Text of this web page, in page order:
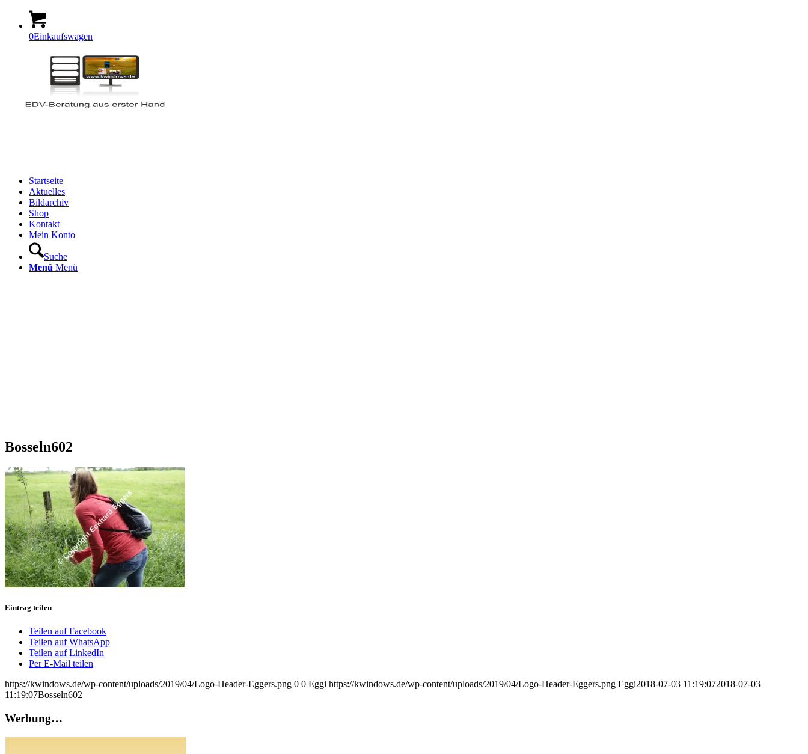
0Einkaufswagen
Startseite
Aktuelles
Bildarchiv
Shop
Kontakt
Mein Konto
Suche
Menü Menü
Bosseln602
Eintrag teilen
Teilen auf Facebook
Teilen auf WhatsApp
Teilen auf LinkedIn
Per E-Mail teilen
https://kwindows.de/wp-content/uploads/2019/04/Logo-Header-Eggers.png 0 0 Eggi https://kwindows.de/wp-content/uploads/2019/04/Logo-Header-Eggers.png Eggi2018-07-03 11:19:072018-07-03
11:19:07Bosseln602
Werbung…